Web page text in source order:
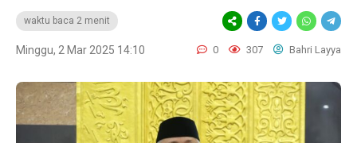
waktu baca 2 menit
Minggu, 2 Mar 2025 14:10 0 307 Bahri Layya